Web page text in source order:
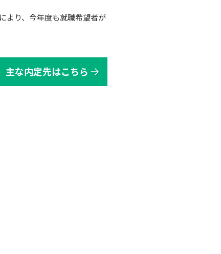
より、今年度も就職希望者が
主な内定先はこちら